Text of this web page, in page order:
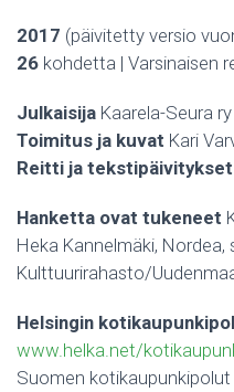
2017 (päivitetty versio
26 kohdetta | Varsinaisen
Julkaisija Kaarela-Seura ry
Toimitus ja kuvat Kari
Reitti ja tekstipäivitykset
Hanketta ovat tukeneet
Heka Kannelmäki, Nordea,
Kulttuurirahasto/
Helsingin
www.helka.net/
Suomen kotikaupunkipolut